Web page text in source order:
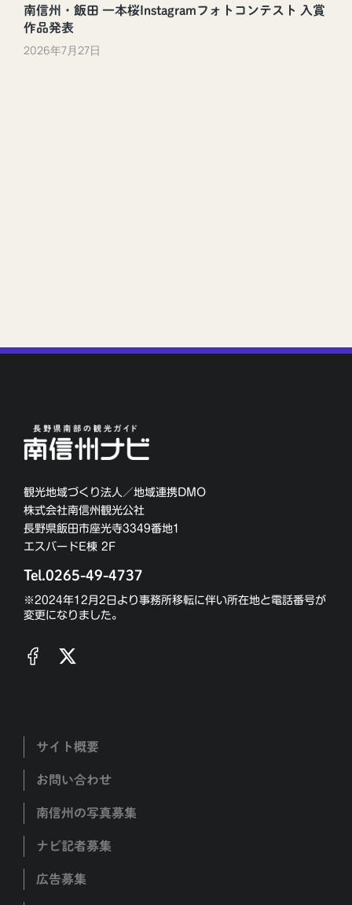
南信州・飯田 一本桜Instagramフォトコンテスト 入賞
作品発表
2026年7月27日
観光地域づくり法人／地域連携DMO
株式会社南信州観光公社
長野県飯田市座光寺3349番地1
エスバードE棟 2F
Tel.0265-49-4737
※2024年12月2日より事務所移転に伴い所在地と電話番号が
変更になりました。
サイト概要
お問い合わせ
南信州の写真募集
ナビ記者募集
広告募集